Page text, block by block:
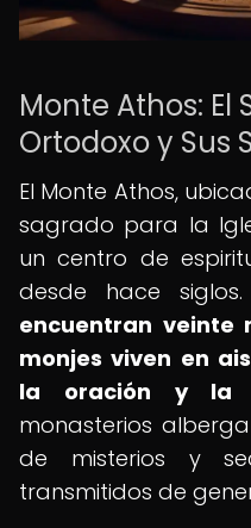
Monte Athos: El
Ortodoxo y Sus
El Monte Athos,
sagrado para la
un centro de
desde hace siglos.
encuentran veinte
monjes viven en
la oración y la
monasterios
de misterios y
transmitidos de